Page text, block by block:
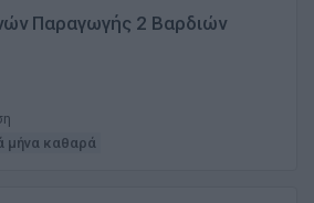
Παραγωγής 2 Βαρδιών
μήνα καθαρά